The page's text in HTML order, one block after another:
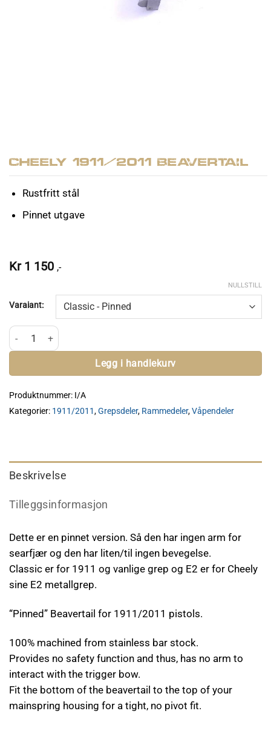
Cheely 1911/2011 Beavertail
Rustfritt stål
Pinnet utgave
Kr 1 150 ,-
Varaiant:
NULLSTILL
Cheely 1911/2011 Beavertail antall
Legg i handlekurv
Produktnummer: I/A
Kategorier: 1911/2011,Grepsdeler, Rammedeler,Våpendeler
Beskrivelse
Tilleggsinformasjon
Dette er en pinnet version. Så den har ingen arm for
searfjær og den har liten/til ingen bevegelse.
Classic er for 1911 og vanlige grep og E2 er for Cheely
sine E2 metallgrep.
“Pinned” Beavertail for 1911/2011 pistols.
100% machined from stainless bar stock.
Provides no safety function and thus, has no arm to
interact with the trigger bow.
Fit the bottom of the beavertail to the top of your
mainspring housing for a tight, no pivot fit.